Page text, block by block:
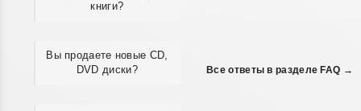
книги?
Вы продаете новые CD,
DVD диски?
Все ответы в разделе FAQ →